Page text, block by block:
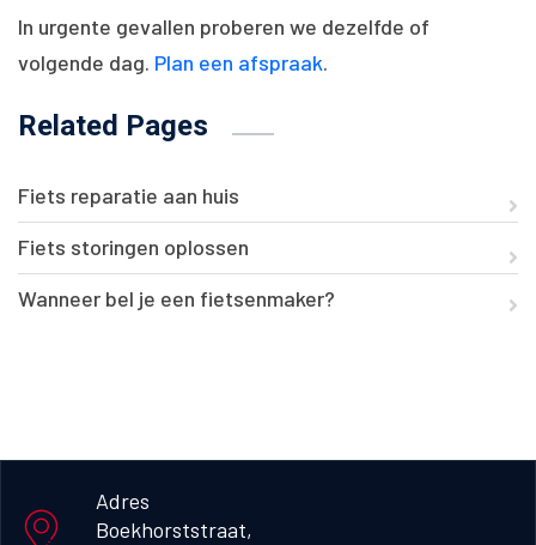
In urgente gevallen proberen we dezelfde of
volgende dag. Plan een afspraak.
Related Pages
Fiets reparatie aan huis
Fiets storingen oplossen
Wanneer bel je een fietsenmaker?
Adres
Boekhorststraat,